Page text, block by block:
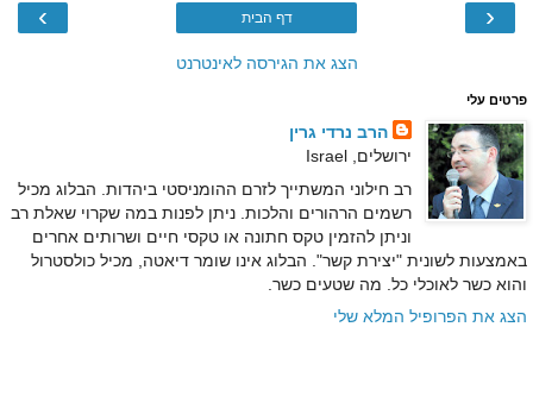
‹
› דף הבית
הצג את הגירסה לאינטרנט
פרטים עלי
הרב נרדי גרין
ירושלים, Israel
רב חילוני המשתייך לזרם ההומניסטי ביהדות. הבלוג מכיל
רשמים הרהורים והלכות. ניתן לפנות במה שקרוי שאלת רב
וניתן להזמין טקס חתונה או טקסי חיים ושרותים אחרים
באמצעות לשונית "יצירת קשר". הבלוג אינו שומר דיאטה, מכיל כולסטרול
והוא כשר לאוכלי כל. מה שטעים כשר.
הצג את הפרופיל המלא שלי